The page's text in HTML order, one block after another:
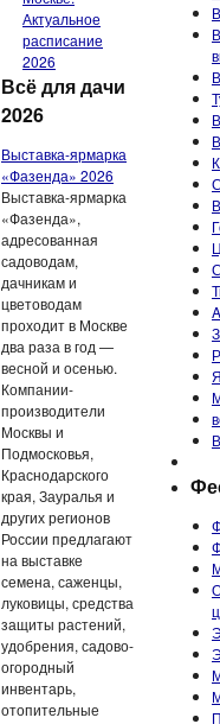
Актуальное
расписание
2026
Всё для дачи
2026
Выставка-ярмарка
«Фазенда» 2026
Выставка-ярмарка
«Фазенда»,
адресованная
садоводам,
дачникам и
цветоводам
проходит в Москве
два раза в год —
весной и осенью.
Компании-
производители
Москвы и
Подмосковья,
Краснодарского
края, Зауралья и
других регионов
России предлагают
на выставке
семена, саженцы,
луковицы, средства
защиты растений,
удобрения, садово-
огородный
инвентарь,
отопительные